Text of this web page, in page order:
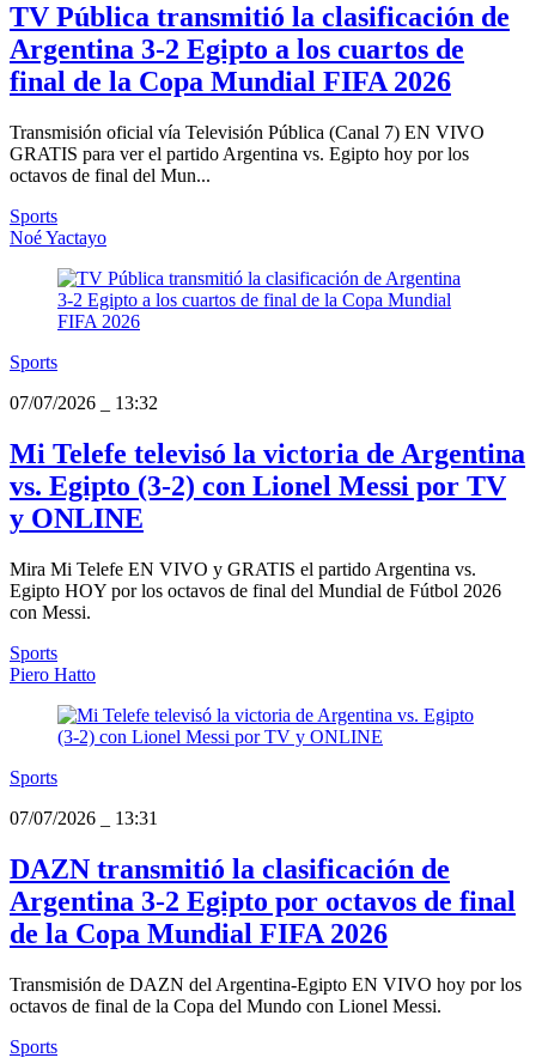
TV Pública transmitió la clasificación de
Argentina 3-2 Egipto a los cuartos de
final de la Copa Mundial FIFA 2026
Transmisión oficial vía Televisión Pública (Canal 7) EN VIVO
GRATIS para ver el partido Argentina vs. Egipto hoy por los
octavos de final del Mun...
Sports
Noé Yactayo
Sports
07/07/2026
13:32
Mi Telefe televisó la victoria de Argentina
vs. Egipto (3-2) con Lionel Messi por TV
y ONLINE
Mira Mi Telefe EN VIVO y GRATIS el partido Argentina vs.
Egipto HOY por los octavos de final del Mundial de Fútbol 2026
con Messi.
Sports
Piero Hatto
Sports
07/07/2026
13:31
DAZN transmitió la clasificación de
Argentina 3-2 Egipto por octavos de final
de la Copa Mundial FIFA 2026
Transmisión de DAZN del Argentina-Egipto EN VIVO hoy por los
octavos de final de la Copa del Mundo con Lionel Messi.
Sports